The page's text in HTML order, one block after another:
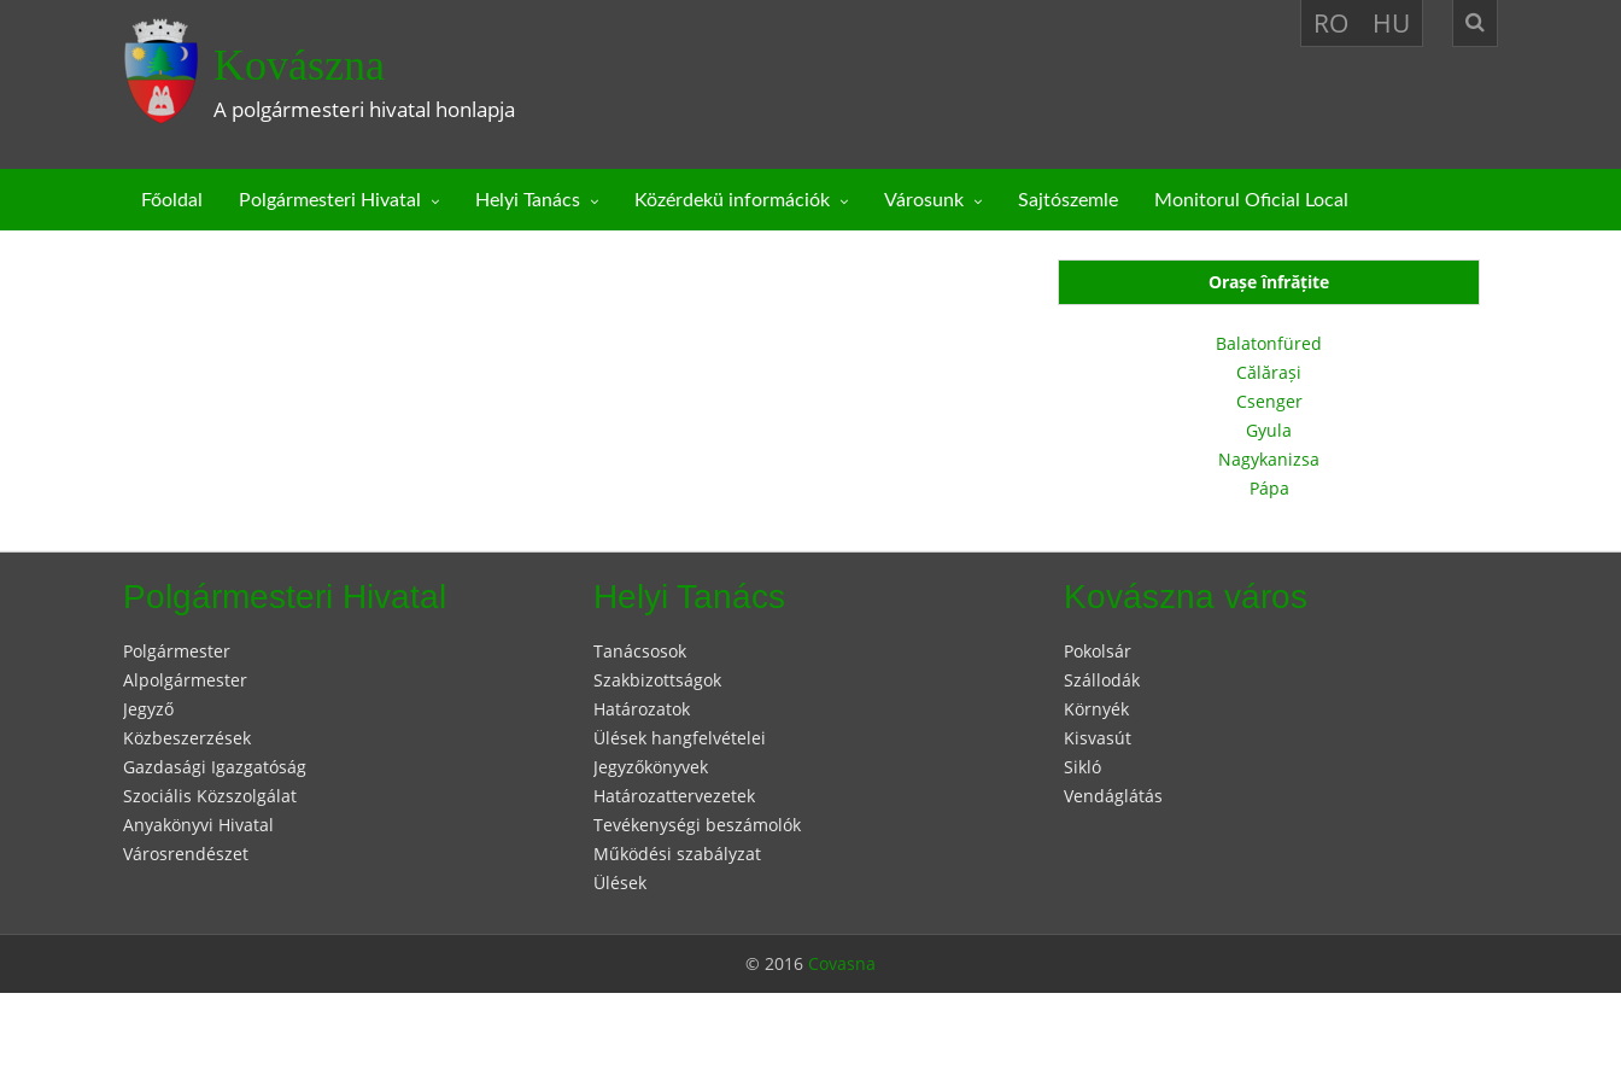
Kovászna
A polgármesteri hivatal honlapja
RO HU
Főoldal Polgármesteri Hivatal Helyi Tanács Közérdekü információk Városunk Sajtószemle Monitorul Oficial Local
Orașe înfrățite
Balatonfüred
Călărași
Csenger
Gyula
Nagykanizsa
Pápa
Polgármesteri Hivatal
Polgármester
Alpolgármester
Jegyző
Közbeszerzések
Gazdasági Igazgatóság
Szociális Közszolgálat
Anyakönyvi Hivatal
Városrendészet
Helyi Tanács
Tanácsosok
Szakbizottságok
Határozatok
Ülések hangfelvételei
Jegyzőkönyvek
Határozattervezetek
Tevékenységi beszámolók
Működési szabályzat
Ülések
Kovászna város
Pokolsár
Szállodák
Környék
Kisvasút
Sikló
Vendáglátás
© 2016 Covasna